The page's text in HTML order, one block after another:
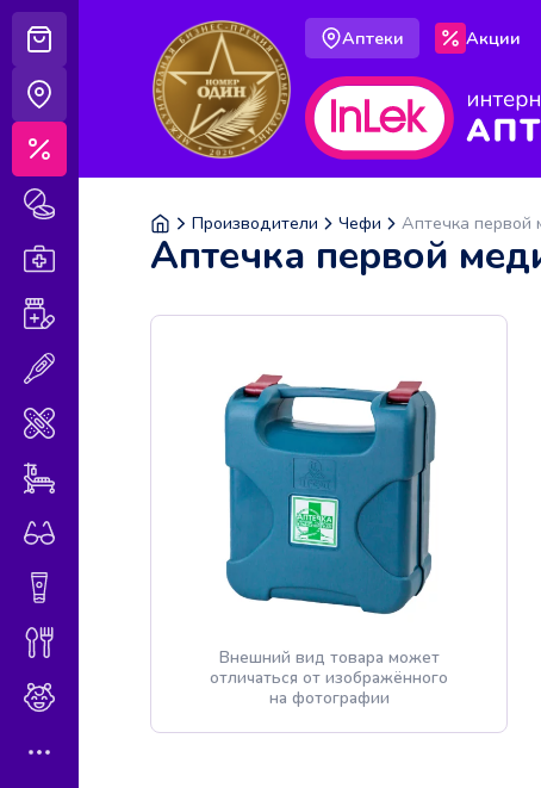
Витамины и БАДы
Медицинские изделия
Аптеки Акции
Производители Чефи Аптечка первой
Аптечка первой
Внешний вид товара может
отличаться от изображённого
на фотографии